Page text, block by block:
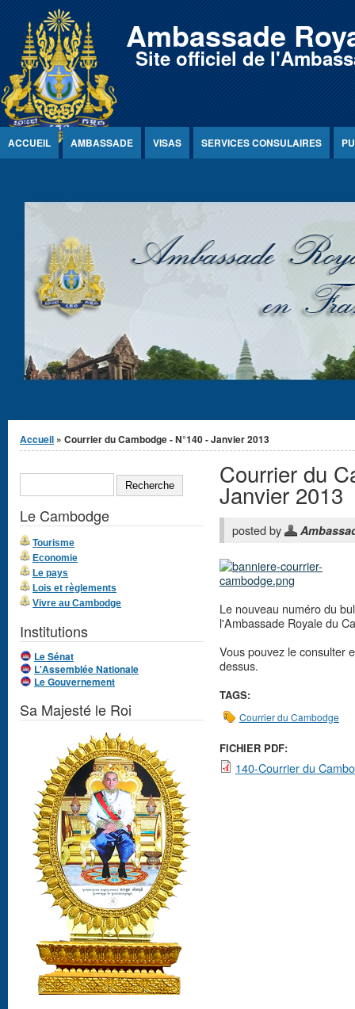
Jump to Content Ambassade
Site officiel de
ACCUEIL AMBASSADE VISAS SERVICES CONSULAIRES
Vous êtes ici
Accueil » Courrier du Cambodge - N°140 - Janvier 2013
Courrier du
Janvier 2013
posted by
Le nouveau numéro du
l'Ambassade Royale du
Vous pouvez le consulter
dessus.
TAGS:
Courrier du Cambodge
FICHIER PDF:
140-Courrier du
Formulaire de
recherche
Le Cambodge
Tourisme
Economie
Le pays
Lois et règlements
Vivre au Cambodge
Institutions
Le Sénat
L'Assemblée Nationale
Le Gouvernement
Sa Majesté le Roi